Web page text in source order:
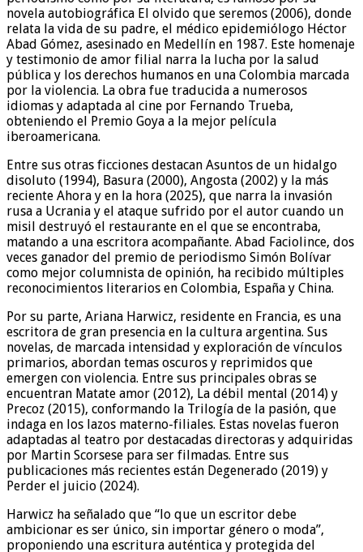
novela autobiográfica El olvido que seremos (2006), donde
relata la vida de su padre, el médico epidemiólogo Héctor
Abad Gómez, asesinado en Medellín en 1987. Este homenaje
y testimonio de amor filial narra la lucha por la salud
pública y los derechos humanos en una Colombia marcada
por la violencia. La obra fue traducida a numerosos
idiomas y adaptada al cine por Fernando Trueba,
obteniendo el Premio Goya a la mejor película
iberoamericana.
Entre sus otras ficciones destacan Asuntos de un hidalgo
disoluto (1994), Basura (2000), Angosta (2002) y la más
reciente Ahora y en la hora (2025), que narra la invasión
rusa a Ucrania y el ataque sufrido por el autor cuando un
misil destruyó el restaurante en el que se encontraba,
matando a una escritora acompañante. Abad Faciolince, dos
veces ganador del premio de periodismo Simón Bolívar
como mejor columnista de opinión, ha recibido múltiples
reconocimientos literarios en Colombia, España y China.
Por su parte, Ariana Harwicz, residente en Francia, es una
escritora de gran presencia en la cultura argentina. Sus
novelas, de marcada intensidad y exploración de vínculos
primarios, abordan temas oscuros y reprimidos que
emergen con violencia. Entre sus principales obras se
encuentran Matate amor (2012), La débil mental (2014) y
Precoz (2015), conformando la Trilogía de la pasión, que
indaga en los lazos materno-filiales. Estas novelas fueron
adaptadas al teatro por destacadas directoras y adquiridas
por Martin Scorsese para ser filmadas. Entre sus
publicaciones más recientes están Degenerado (2019) y
Perder el juicio (2024).
Harwicz ha señalado que “lo que un escritor debe
ambicionar es ser único, sin importar género o moda”,
proponiendo una escritura auténtica y protegida del